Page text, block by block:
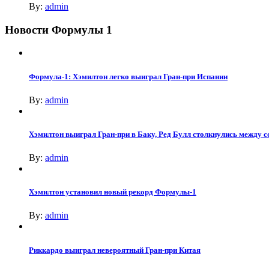
By: admin
Новости Формулы 1
Формула-1: Хэмилтон легко выиграл Гран-при Испании
By: admin
Хэмилтон выиграл Гран-при в Баку, Ред Булл столкнулись между
By: admin
Хэмилтон установил новый рекорд Формулы-1
By: admin
Риккардо выиграл невероятный Гран-при Китая